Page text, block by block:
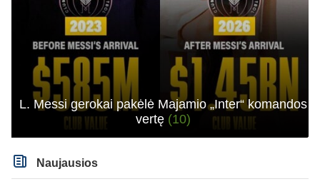
L. Messi gerokai pakėlė Majamio „Inter“ komandos
vertę (10)
Naujausios